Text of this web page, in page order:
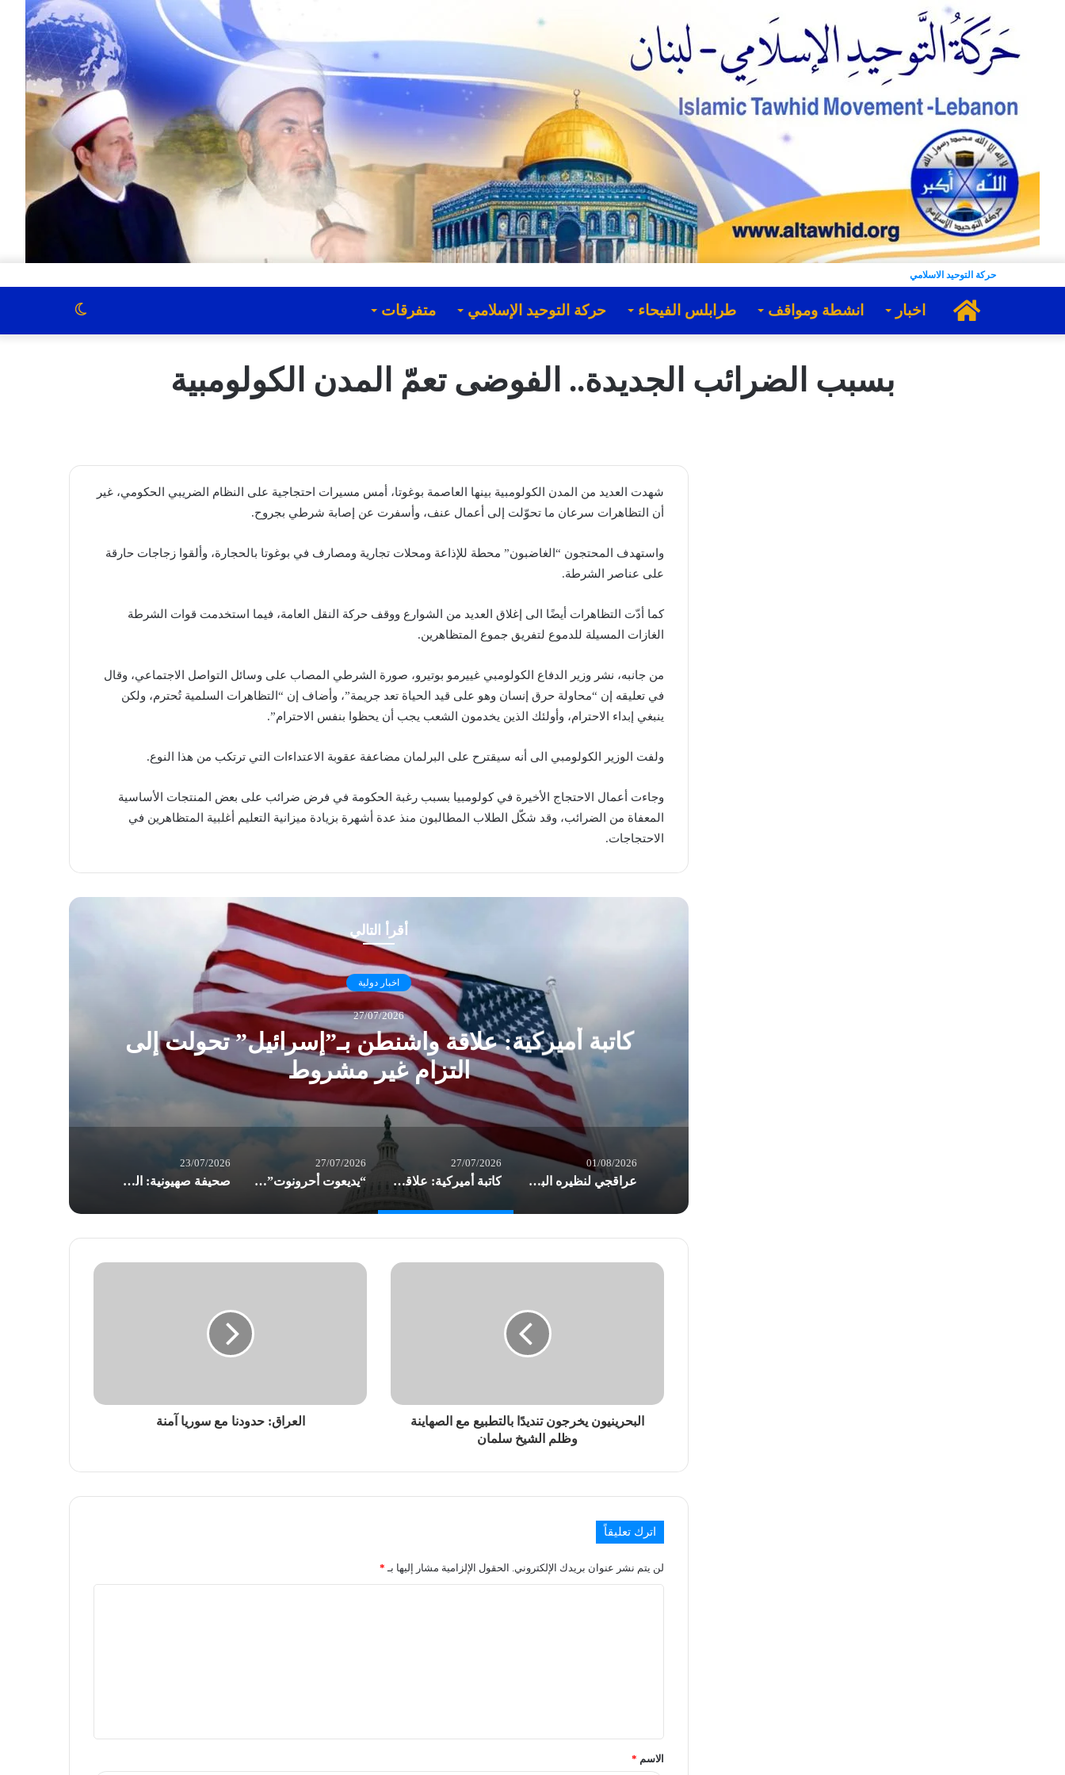
حركة التوحيد الاسلامي
الرئيسية
اخبار انشطة ومواقف طرابلس الفيحاء حركة التوحيد الإسلامي متفرقات
بسبب الضرائب الجديدة.. الفوضى تعمّ المدن الكولومبية
شهدت العديد من المدن الكولومبية بينها العاصمة بوغوتا، أمس مسيرات احتجاجية على النظام الضريبي الحكومي، غير
أن التظاهرات سرعان ما تحوّلت إلى أعمال عنف، وأسفرت عن إصابة شرطي بجروح.
واستهدف المحتجون “الغاضبون” محطة للإذاعة ومحلات تجارية ومصارف في بوغوتا بالحجارة، وألقوا زجاجات حارقة
على عناصر الشرطة.
كما أدّت التظاهرات أيضًا الى إغلاق العديد من الشوارع ووقف حركة النقل العامة، فيما استخدمت قوات الشرطة
الغازات المسيلة للدموع لتفريق جموع المتظاهرين.
من جانبه، نشر وزير الدفاع الكولومبي غييرمو بوتيرو، صورة الشرطي المصاب على وسائل التواصل الاجتماعي، وقال
في تعليقه إن “محاولة حرق إنسان وهو على قيد الحياة تعد جريمة”، وأضاف إن “التظاهرات السلمية تُحترم، ولكن
ينبغي إبداء الاحترام، وأولئك الذين يخدمون الشعب يجب أن يحظوا بنفس الاحترام”.
ولفت الوزير الكولومبي الى أنه سيقترح على البرلمان مضاعفة عقوبة الاعتداءات التي ترتكب من هذا النوع.
وجاءت أعمال الاحتجاج الأخيرة في كولومبيا بسبب رغبة الحكومة في فرض ضرائب على بعض المنتجات الأساسية
المعفاة من الضرائب، وقد شكّل الطلاب المطالبون منذ عدة أشهرة بزيادة ميزانية التعليم أغلبية المتظاهرين في
الاحتجاجات.
أقرأ التالي
اخبار دولية
27/07/2026
كاتبة أميركية: علاقة واشنطن بـ”إسرائيل” تحولت إلى
التزام غير مشروط
01/08/2026
عراقجي لنظيره البريطاني: نهج لندن تجاه طهران غير لائق
27/07/2026
كاتبة أميركية: علاقة واشنطن بـ”إسرائيل” تحولت إلى التزام غير مشروط
27/07/2026
“يديعوت أحرونوت”:تراجع مخزون “باتريوت” يهدد قدرة واشنطن على خوض الحرب مع إيران
23/07/2026
صحيفة صهيونية: الجيش “الإسرائيلي” في تأهب ذروة للحرب.. إيران قد تبادر
البحرينيون يخرجون تنديدًا بالتطبيع مع الصهاينة
وظلم الشيخ سلمان
العراق: حدودنا مع سوريا آمنة
اترك تعليقاً
لن يتم نشر عنوان بريدك الإلكتروني. الحقول الإلزامية مشار إليها بـ *
الاسم *